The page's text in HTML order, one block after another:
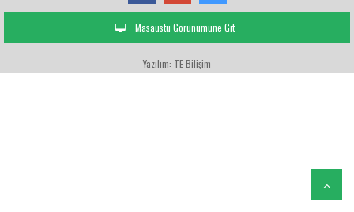
Masaüstü Görünümüne Git
Yazılım: TE Bilişim